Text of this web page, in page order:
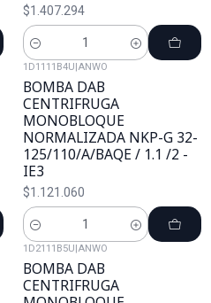
$1.407.294
Cantidad
1D1111B4U ANWO
BOMBA DAB
CENTRIFRUGA
MONOBLOQUE
NORMALIZADA NKP-G 32-
125/110/A/BAQE / 1.1 /2 -
IE3
$1.121.060
Cantidad
1D2111B5U ANWO
BOMBA DAB
CENTRIFRUGA